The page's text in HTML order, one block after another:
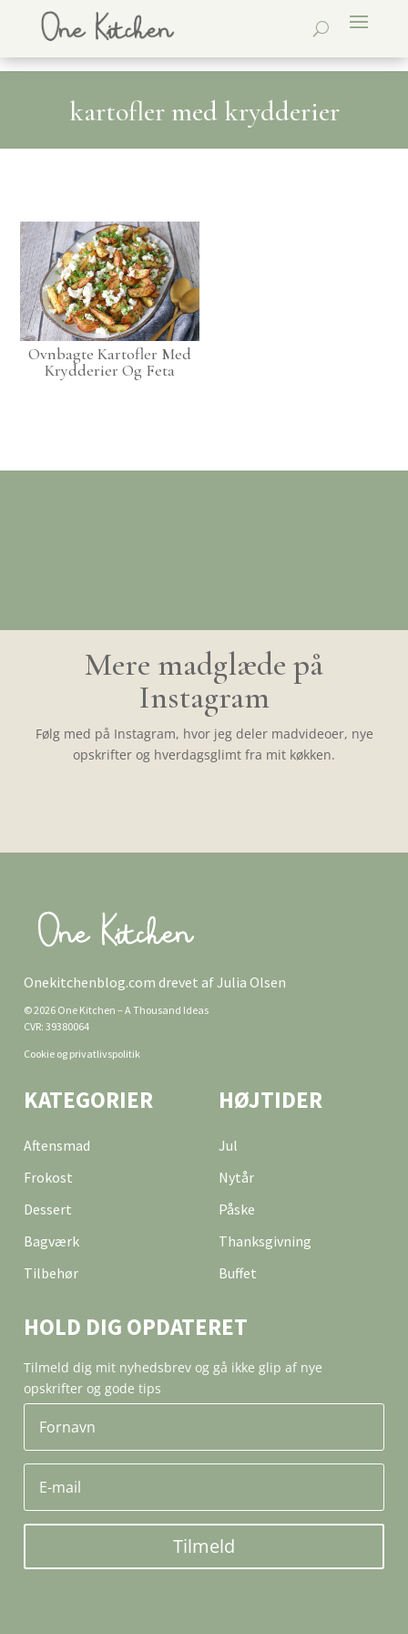
kartofler med krydderier
Ovnbagte Kartofler Med
Krydderier Og Feta
Mere madglæde på
Instagram
Følg med på Instagram, hvor jeg deler madvideoer, nye
opskrifter og hverdagsglimt fra mit køkken.
Onekitchenblog.com drevet af Julia Olsen
© 2026 One Kitchen – A Thousand Ideas
CVR: 39380064
Cookie og privatlivspolitik
KATEGORIER
Aftensmad
Frokost
Dessert
Bagværk
Tilbehør
HØJTIDER
Jul
Nytår
Påske
Thanksgivning
Buffet
HOLD DIG OPDATERET
Tilmeld dig mit nyhedsbrev og gå ikke glip af nye
opskrifter og gode tips
Tilmeld